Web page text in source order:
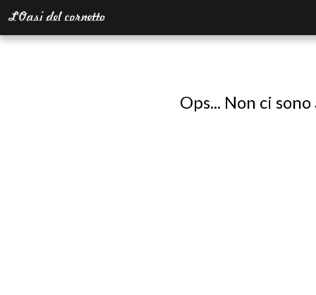
Ops... Non ci